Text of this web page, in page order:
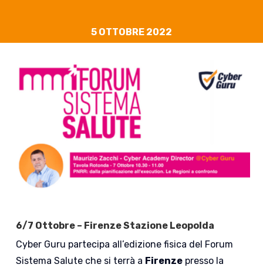
5 OTTOBRE 2022
6/7 Ottobre – Firenze Stazione Leopolda
Cyber Guru partecipa all’edizione fisica del Forum
Sistema Salute che si terrà a Firenze presso la